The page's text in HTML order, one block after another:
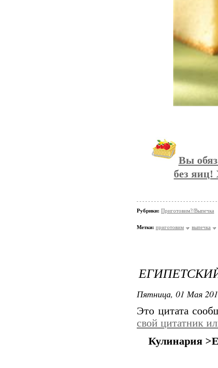
Вы
без яиц!
Рубрики: Приготовим?/Выпечка
Метки: приготовим выпечка
Пятница, 01 Мая
Это цитата
свой цитатник
Кулинария